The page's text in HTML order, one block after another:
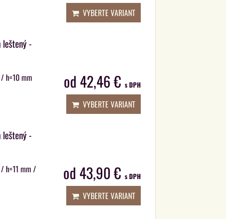
VYBERTE VARIANT
leštený -
h=10 mm
od 42,46 € s DPH
VYBERTE VARIANT
leštený -
h=11 mm /
od 43,90 € s DPH
VYBERTE VARIANT